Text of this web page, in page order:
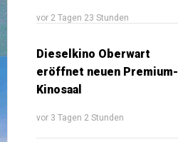
vor 2 Tagen 23 Stunden
Dieselkino Oberwart
eröffnet neuen Premium-
Kinosaal
vor 3 Tagen 2 Stunden